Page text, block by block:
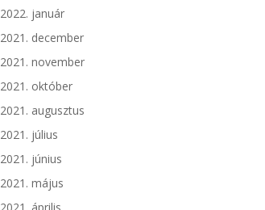
2022. január
2021. december
2021. november
2021. október
2021. augusztus
2021. július
2021. június
2021. május